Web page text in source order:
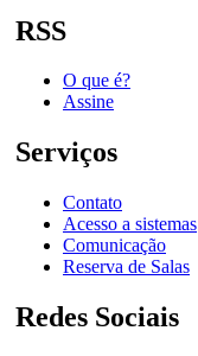
RSS
O que é?
Assine
Serviços
Contato
Acesso a sistemas
Comunicação
Reserva de Salas
Redes Sociais